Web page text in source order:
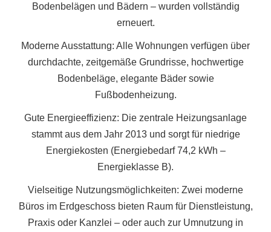
Bodenbelägen und Bädern – wurden vollständig
erneuert.
Moderne Ausstattung: Alle Wohnungen verfügen über
durchdachte, zeitgemäße Grundrisse, hochwertige
Bodenbeläge, elegante Bäder sowie
Fußbodenheizung.
Gute Energieeffizienz: Die zentrale Heizungsanlage
stammt aus dem Jahr 2013 und sorgt für niedrige
Energiekosten (Energiebedarf 74,2 kWh –
Energieklasse B).
Vielseitige Nutzungsmöglichkeiten: Zwei moderne
Büros im Erdgeschoss bieten Raum für Dienstleistung,
Praxis oder Kanzlei – oder auch zur Umnutzung in